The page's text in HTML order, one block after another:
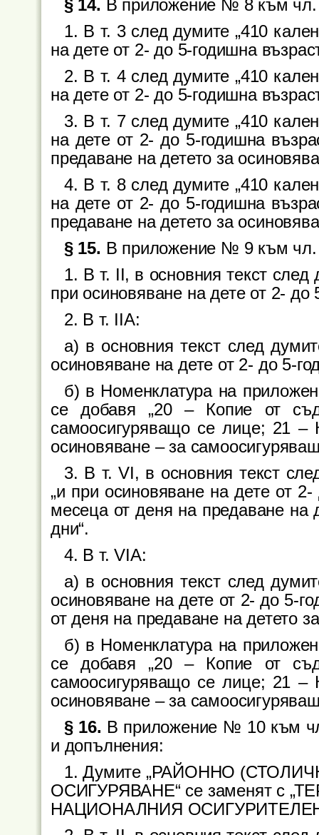
§ 14. В приложение № 8 към чл.
1. В т. 3 след думите „410
на дете от 2- до 5-годишна
2. В т. 4 след думите „410
на дете от 2- до 5-годишна
3. В т. 7 след думите „410
на дете от 2- до 5-годишна
предаване на детето за
4. В т. 8 след думите „410
на дете от 2- до 5-годишна
предаване на детето за
§ 15. В приложение № 9 към чл.
1. В т. II, в основния текст след
при осиновяване на дете от 2- до
2. В т. IIА:
а) в основния текст след
осиновяване на дете от 2- до 5-
б) в Номенклатура на
се добавя „20 – Копие от
самоосигуряващо се лице; 21 –
осиновяване – за
3. В т. VI, в основния текст
„и при осиновяване на дете от
месеца от деня на предаване на
дни“.
4. В т. VIА:
а) в основния текст след
осиновяване на дете от 2- до 5-
от деня на предаване на детето
б) в Номенклатура на
се добавя „20 – Копие от
самоосигуряващо се лице; 21 –
осиновяване – за
§ 16. В приложение № 10 към
и допълнения:
1. Думите „РАЙОННО
ОСИГУРЯВАНЕ“ се заменят с
НАЦИОНАЛНИЯ